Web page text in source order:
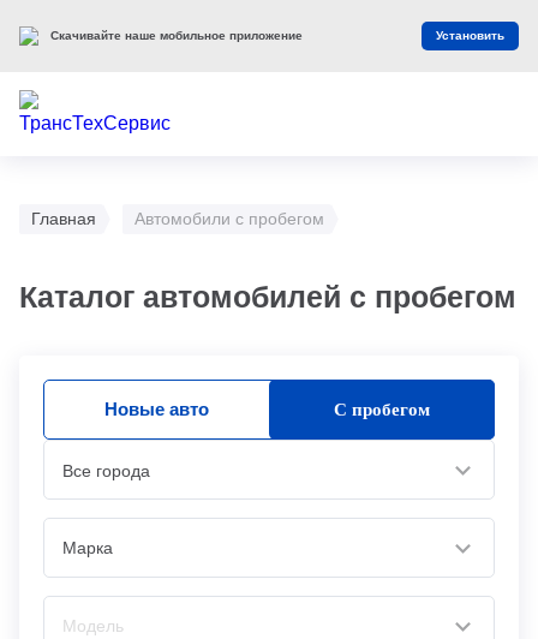
Главная Автомобили с пробегом
Каталог автомобилей с пробегом
Новые авто С пробегом
Все города
Скачивайте наше мобильное приложение Установить